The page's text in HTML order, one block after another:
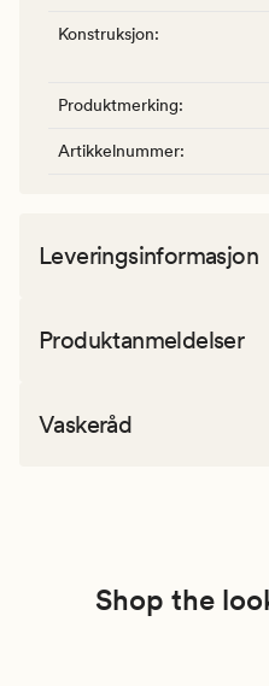
Konstruksjon:
Produktmerking:
Artikkelnummer:
Leveringsinformasjon
Produktanmeldelser
Vaskeråd
Shop the